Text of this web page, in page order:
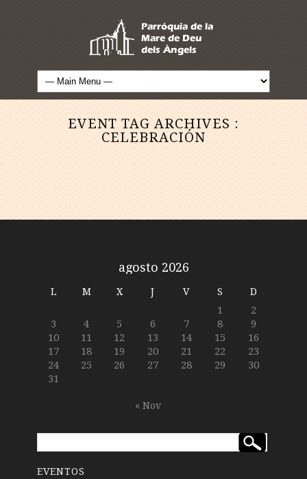
EVENT TAG ARCHIVES :
CELEBRACIÓN
agosto 2026
L M X J V S D
1
2
3
4 5 6 7 8
9
10
11 12 13 14 15
16
17
18 19 20 21 22
23
24
25 26 27 28 29
30
31
« Nov
EVENTOS